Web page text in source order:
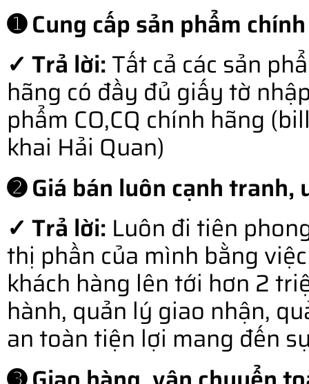
➊ Cung cấp sản phẩm
✓ Trả lời:Tất cả các sản
hãng có đầy đủ giấy tờ
phẩm CO,CQ chính hãng
khai Hải Quan)
➋ Giá bán luôn cạnh tranh,
✓ Trả lời: Luôn đi tiên
thị phần của mình bằng
khách hàng lên tới hơn 2
hành, quản lý giao nhận,
an toàn tiện lợi mang đến